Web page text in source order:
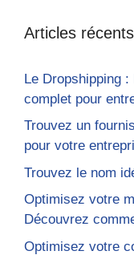
Articles récents
Le Dropshipping
complet pour
Trouvez un
pour votre
Trouvez le nom
Optimisez votre
Découvrez
Optimisez votre